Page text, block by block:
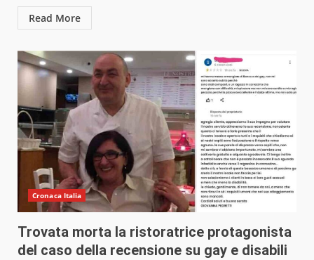
Read More
Cronaca Italia
Trovata morta la ristoratrice protagonista
del caso della recensione su gay e disabili